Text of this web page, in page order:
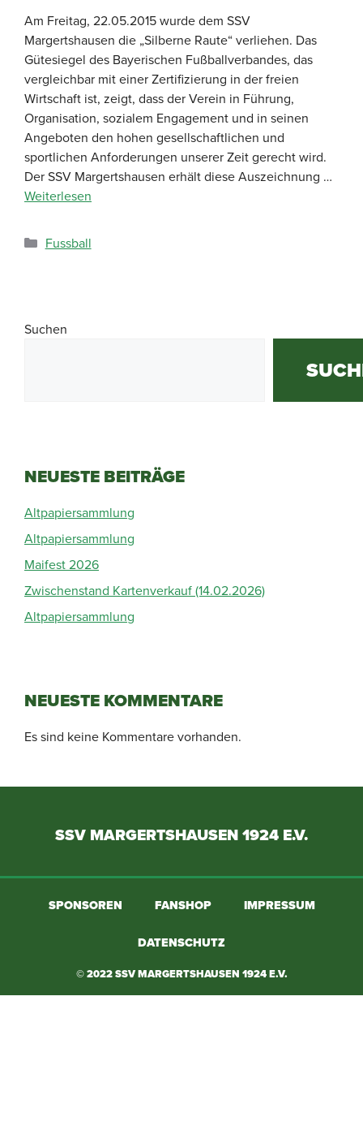
Am Freitag, 22.05.2015 wurde dem SSV
Margertshausen die „Silberne Raute“ verliehen. Das
Gütesiegel des Bayerischen Fußballverbandes, das
vergleichbar mit einer Zertifizierung in der freien
Wirtschaft ist, zeigt, dass der Verein in Führung,
Organisation, sozialem Engagement und in seinen
Angeboten den hohen gesellschaftlichen und
sportlichen Anforderungen unserer Zeit gerecht wird.
Der SSV Margertshausen erhält diese Auszeichnung …
Weiterlesen
Fussball
Suchen
NEUESTE BEITRÄGE
Altpapiersammlung
Altpapiersammlung
Maifest 2026
Zwischenstand Kartenverkauf (14.02.2026)
Altpapiersammlung
NEUESTE KOMMENTARE
Es sind keine Kommentare vorhanden.
SSV MARGERTSHAUSEN 1924 E.V.
SPONSOREN FANSHOP IMPRESSUM
DATENSCHUTZ
© 2022 SSV MARGERTSHAUSEN 1924 E.V.